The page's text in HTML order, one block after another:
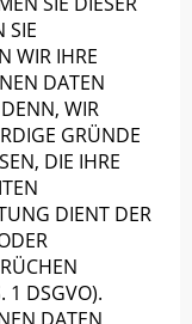
SIE
WIR IHRE
DATEN
WIR
GRÜNDE
DIE IHRE
DIENT DER
1 DSGVO).